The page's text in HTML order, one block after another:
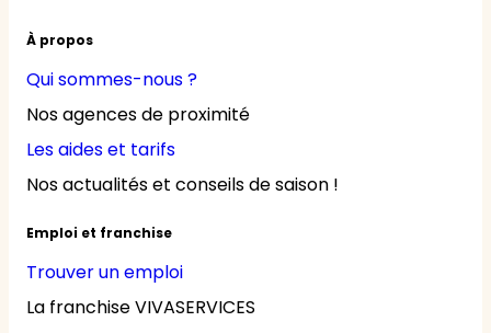
À propos
Qui sommes-nous ?
Nos agences de proximité
Les aides et tarifs
Nos actualités et conseils de saison !
Emploi et franchise
Trouver un emploi
La franchise VIVASERVICES